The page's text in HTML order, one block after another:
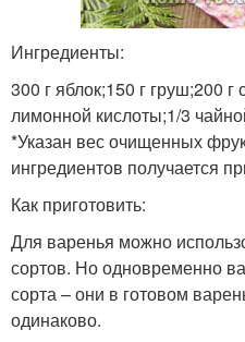
Ингредиенты:
300 г яблок;150 г груш;200
лимонной кислоты;1/3
*Указан вес очищенных
ингредиентов получается
Как приготовить:
Для варенья можно
сортов. Но одновременно
сорта – они в готовом
одинаково.